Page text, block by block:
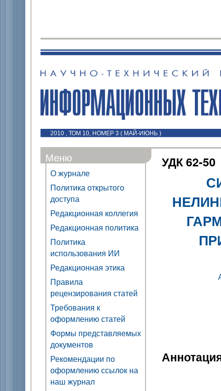
2010 , ТОМ 10, НОМЕР 3 ( МАЙ-ИЮНЬ )
Меню
О журнале
Политика открытого
доступа
Редакционная коллегия
Редакционная политика
Политика
использования ИИ
Редакционная этика
Правила
рецензирования статей
Требования к
оформлению статей
Формы представляемых
документов
Рекомендации по
оформлению ссылок на
наш журнал
УДК 62-50